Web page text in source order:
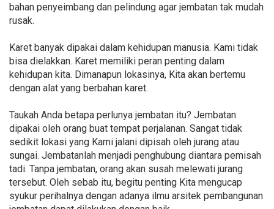
bahan penyeimbang dan pelindung agar jembatan tak mudah
rusak.
Karet banyak dipakai dalam kehidupan manusia. Kami tidak
bisa dielakkan. Karet memiliki peran penting dalam
kehidupan kita. Dimanapun lokasinya, Kita akan bertemu
dengan alat yang berbahan karet.
Taukah Anda betapa perlunya jembatan itu? Jembatan
dipakai oleh orang buat tempat perjalanan. Sangat tidak
sedikit lokasi yang Kami jalani dipisah oleh jurang atau
sungai. Jembatanlah menjadi penghubung diantara pemisah
tadi. Tanpa jembatan, orang akan susah melewati jurang
tersebut. Oleh sebab itu, begitu penting Kita mengucap
syukur perihalnya dengan adanya ilmu arsitek pembangunan